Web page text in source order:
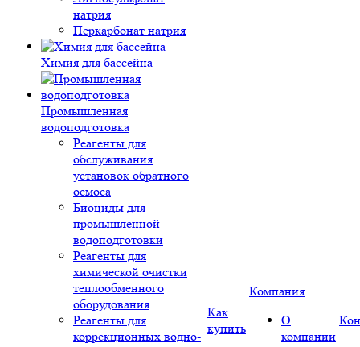
натрия
Перкарбонат натрия
Химия для бассейна
Промышленная
водоподготовка
Реагенты для
обслуживания
установок обратного
осмоса
Биоциды для
промышленной
водоподготовки
Реагенты для
химической очистки
теплообменного
оборудования
Реагенты для
коррекционных водно-
Как
купить
Компания
О
компании